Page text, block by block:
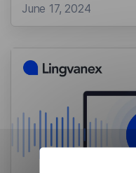
June 17, 2024